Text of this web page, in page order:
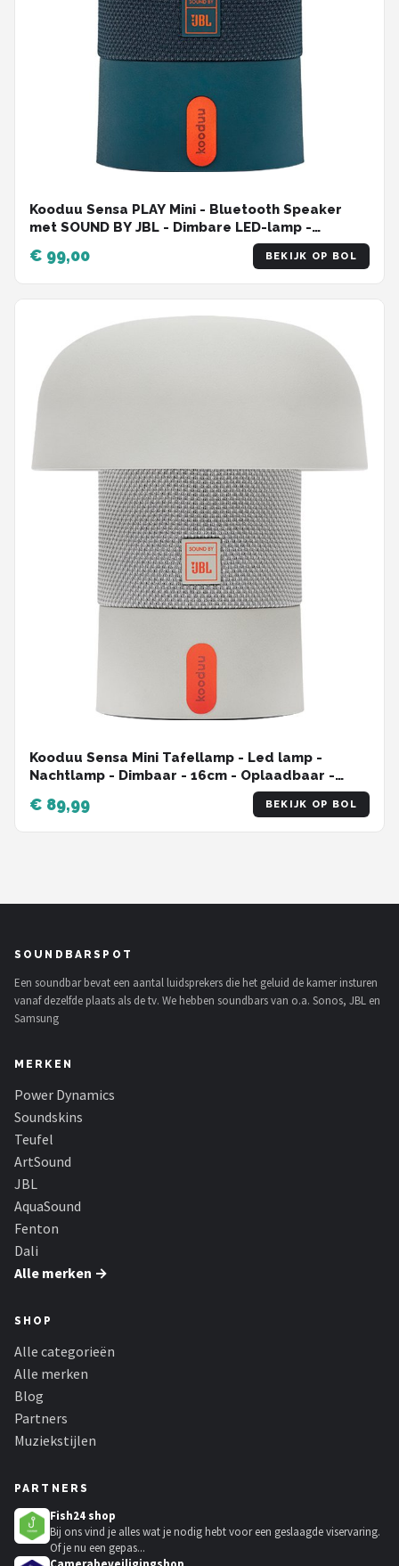
Kooduu Sensa PLAY Mini - Bluetooth Speaker
met SOUND BY JBL - Dimbare LED-lamp -
Oplaadbare batterij - Nachtlamp - Dimbaar -
16cm hoog - kleur Deep Aquamarine
€ 99,00 BEKIJK OP BOL
Kooduu Sensa Mini Tafellamp - Led lamp -
Nachtlamp - Dimbaar - 16cm - Oplaadbaar -
€ 89,99 BEKIJK OP BOL
SOUNDBARSPOT
Een soundbar bevat een aantal luidsprekers die het geluid de kamer insturen
vanaf dezelfde plaats als de tv. We hebben soundbars van o.a. Sonos, JBL en
Samsung
MERKEN
Power Dynamics
Soundskins
Teufel
ArtSound
JBL
AquaSound
Fenton
Dali
Alle merken →
SHOP
Alle categorieën
Alle merken
Blog
Partners
Muziekstijlen
PARTNERS
Fish24 shop
Bij ons vind je alles wat je nodig hebt voor een geslaagde viservaring.
Of je nu een gepas...